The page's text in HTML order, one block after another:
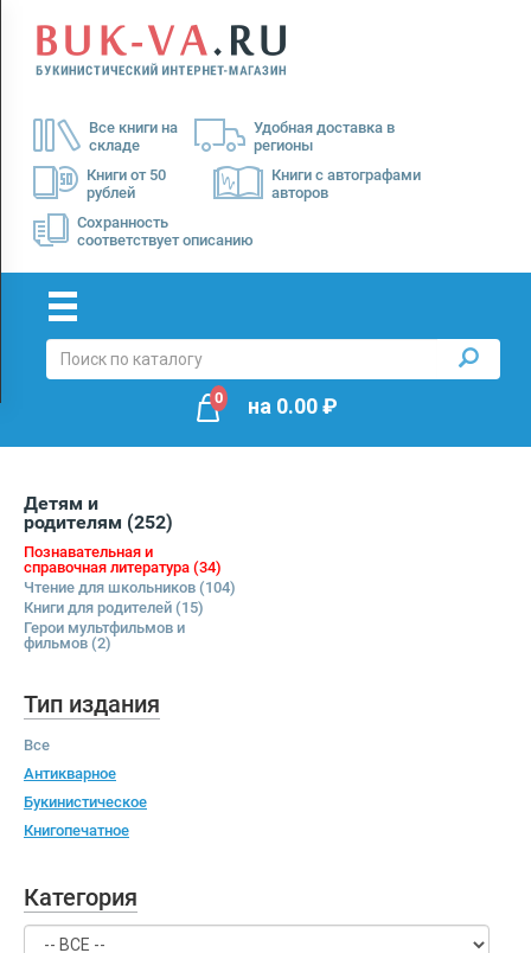
Все книги на
складе
Удобная доставка в
регионы
Книги от 50
рублей
Книги с автографами
авторов
Сохранность
соответствует описанию
Menu
Доставка
Оплата
0 на 0.00₽
Детям и
родителям (252)
Познавательная и
справочная литература (34)
Чтение для школьников (104)
Книги для родителей (15)
Герои мультфильмов и
фильмов (2)
Тип издания
Все
Антикварное
Букинистическое
Книгопечатное
Категория